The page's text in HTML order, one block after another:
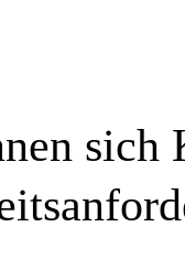
sich